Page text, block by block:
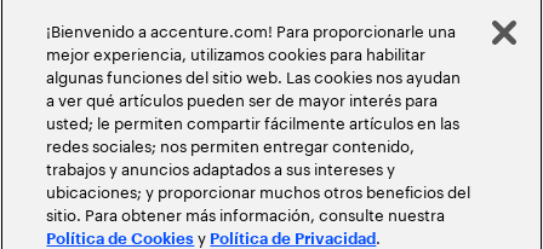
¡Bienvenido a accenture.com! Para proporcionarle una
mejor experiencia, utilizamos cookies para habilitar
algunas funciones del sitio web. Las cookies nos ayudan
a ver qué artículos pueden ser de mayor interés para
usted; le permiten compartir fácilmente artículos en las
redes sociales; nos permiten entregar contenido,
trabajos y anuncios adaptados a sus intereses y
ubicaciones; y proporcionar muchos otros beneficios del
sitio. Para obtener más información, consulte nuestra
Política de Cookies y Política de Privacidad .